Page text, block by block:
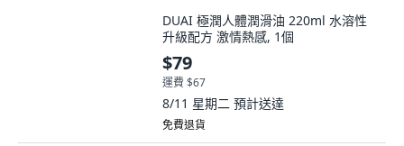
DUAI 極潤人體潤滑油 220ml 水溶性
升級配方 激情熱感, 1個
$79
運費 $67
8/11 星期二 預計送達
免費退貨